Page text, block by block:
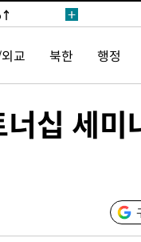
교 북한 행정
십 세